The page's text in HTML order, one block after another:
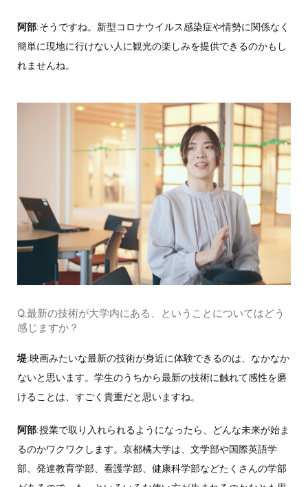
阿部:そうですね。新型コロナウイルス感染症や情勢に関係なく
簡単に現地に行けない人に観光の楽しみを提供できるのかもし
れませんね。
Q.最新の技術が大学内にある、ということについてはどう
感じますか？
堤:映画みたいな最新の技術が身近に体験できるのは、なかなか
ないと思います。学生のうちから最新の技術に触れて感性を磨
けることは、すごく貴重だと思いますね。
阿部:授業で取り入れられるようになったら、どんな未来が始ま
るのかワクワクします。京都橘大学は、文学部や国際英語学
部、発達教育学部、看護学部、健康科学部などたくさんの学部